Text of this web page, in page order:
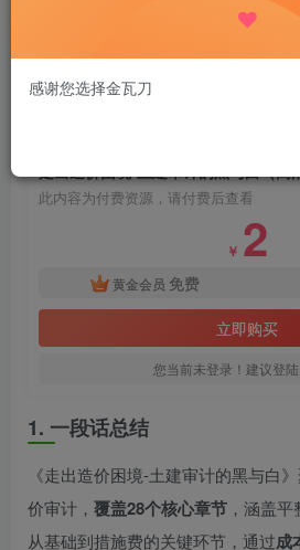
onehiker.com
走出造价困境-土建审计的黑与白（高
此内容为付费资源，请付费后查看
￥ 2
黄金会员 免费
立即购买
您当前未登录！建议登
1. 一段话总结
《走出造价困境-土建审计的黑与白
价审计， 覆盖28个核心章节 ，涵盖
从基础到措施费的关键环节，通过成
感谢您选择金瓦刀